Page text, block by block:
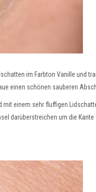
im Farbton Vanille und
einen schönen sauberen
mit einem sehr fluffigen
darüberstreichen um die Kante